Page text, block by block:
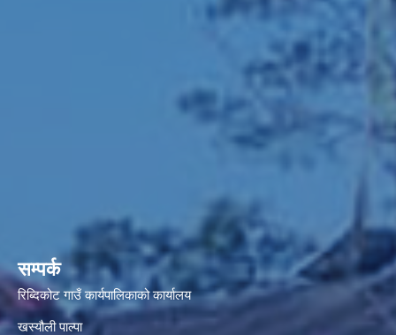
सम्पर्क
रिब्दिकोट गाउँ कार्यपालिकाको कार्यालय
खस्यौली पाल्पा